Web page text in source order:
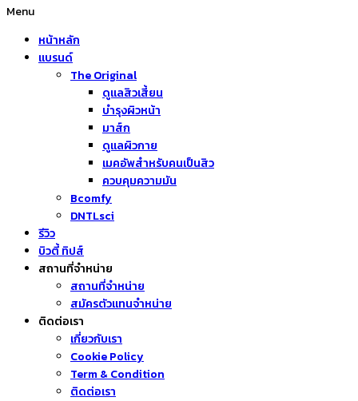
Menu
หน้าหลัก
แบรนด์
The Original
ดูแลสิวเสี้ยน
บำรุงผิวหน้า
มาส์ก
ดูแลผิวกาย
เมคอัพสำหรับคนเป็นสิว
ควบคุมความมัน
Bcomfy
DNTLsci
รีวิว
บิวตี้ ทิปส์
สถานที่จำหน่าย
สถานที่จำหน่าย
สมัครตัวแทนจำหน่าย
ติดต่อเรา
เกี่ยวกับเรา
Cookie Policy
Term & Condition
ติดต่อเรา